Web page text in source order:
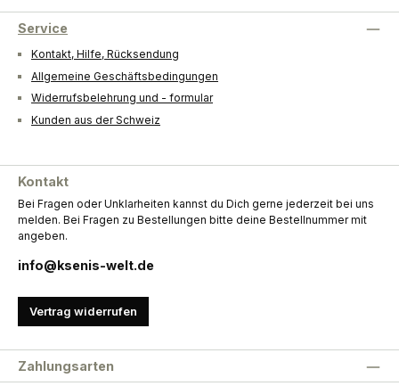
Service
Kontakt, Hilfe, Rücksendung
Allgemeine Geschäftsbedingungen
Widerrufsbelehrung und - formular
Kunden aus der Schweiz
Kontakt
Bei Fragen oder Unklarheiten kannst du Dich gerne jederzeit bei uns
melden. Bei Fragen zu Bestellungen bitte deine Bestellnummer mit
angeben.
info@ksenis-welt.de
Vertrag widerrufen
Zahlungsarten